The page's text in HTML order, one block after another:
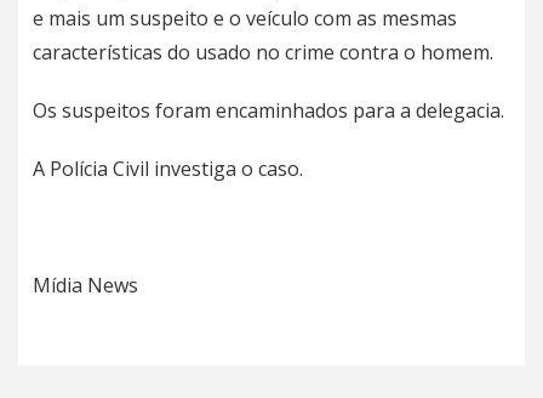
e mais um suspeito e o veículo com as mesmas
características do usado no crime contra o homem.
Os suspeitos foram encaminhados para a delegacia.
A Polícia Civil investiga o caso.
Mídia News